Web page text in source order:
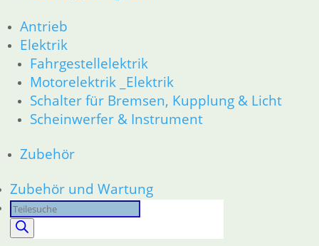
Antrieb
Elektrik
Fahrgestellelektrik
Motorelektrik _Elektrik
Schalter für Bremsen, Kupplung & Licht
Scheinwerfer & Instrument
Zubehör
Zubehör und Wartung
Products
search
26 Kardanwelle
31 Telegabel
32 Lenkung
33 Antrieb
34 Bremsen
36 Räder
46 Rahmen & Verkleidung
52 Sitzbank
62 Instrumente
63 Scheinwerfer
R80R bis R100R und Mystic
11 Motor